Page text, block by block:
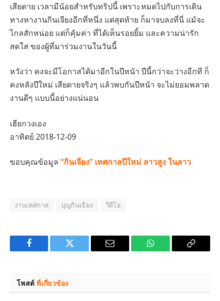
เสียดาย เวลามีน้อยสำหรับทริปนี้ เพราะหมดไปกับการเดิน
ทางหางานกินเจียงอีกที่หนึ่ง แต่สุดท้าย ก็มาจบลงที่นี่ แม้จะ
ไกลสักหน่อย แต่ก็คุ้มค่า ที่ได้เห็นรอยยิ้ม และความน่ารัก
สดใส ของผู้ที่มาร่วมงานในวันนี้
หวังว่า คงจะมีโอกาสได้มาอีกในปีหน้า ปีนี้กว่าจะว่างอีกที ก็
คงหลังปีใหม่ เสียดายจริงๆ แล้วพบกันปีหน้า จะไม่ยอมพลาด
งานดีๆ แบบนี้อย่างแน่นอน
เฮียกวงเอง
อาทิตย์ 2018-12-09
ขอบคุณข้อมูล “กินเจียง” เทศกาลปีใหม่ ลาวสูง ในลาว
งานเทศกาล บุญกินเจียง วีดีโอ
Facebook Twitter Email WhatsApp Copy
โพสต์ที่เกี่ยวข้อง